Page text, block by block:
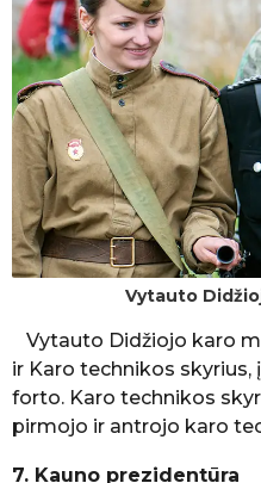
Vytauto
Vytauto Didžiojo karo
ir Karo technikos skyrius,
forto. Karo technikos
pirmojo ir antrojo karo
7. Kauno prezidentūra